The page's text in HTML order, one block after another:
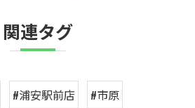
関連タグ
#浦安駅前店
#市原